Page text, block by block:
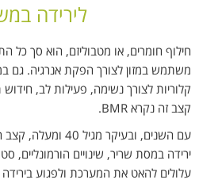
לירידה
חילוף חומרים, או מטבוליזם, הוא סך כל
משתמש במזון לצורך הפקת אנרגיה. גם
קלוריות לצורך נשימה, פעילות לב,
קצב זה נקרא BMR.
עם השנים, ובעיקר
ירידה במסת שריר, שינויים הורמונליים,
עלולים להאט את המערכת ולפגוע